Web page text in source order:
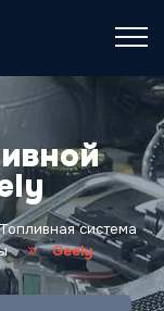
Топливная система
Geely